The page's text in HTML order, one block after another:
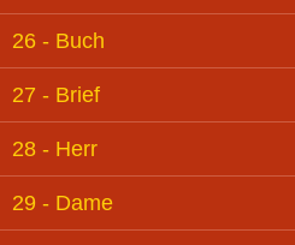
26 - Buch
27 - Brief
28 - Herr
29 - Dame